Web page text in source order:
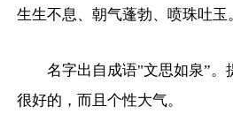
生生不息、朝气蓬勃、喷珠吐玉
名字出自成语"文思如泉”。
很好的，而且个性大气。